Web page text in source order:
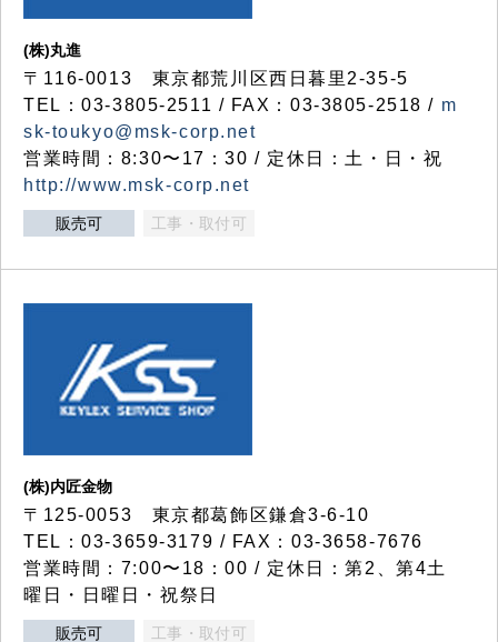
(株)丸進
〒116-0013 東京都荒川区西日暮里2-35-5
TEL：03-3805-2511 / FAX：03-3805-2518 / m
sk-toukyo@msk-corp.net
営業時間：8:30〜17：30 / 定休日：土・日・祝
http://www.msk-corp.net
販売可 工事・取付可
(株)内匠金物
〒125-0053 東京都葛飾区鎌倉3-6-10
TEL：03-3659-3179 / FAX：03-3658-7676
営業時間：7:00〜18：00 / 定休日：第2、第4土
曜日・日曜日・祝祭日
販売可 工事・取付可